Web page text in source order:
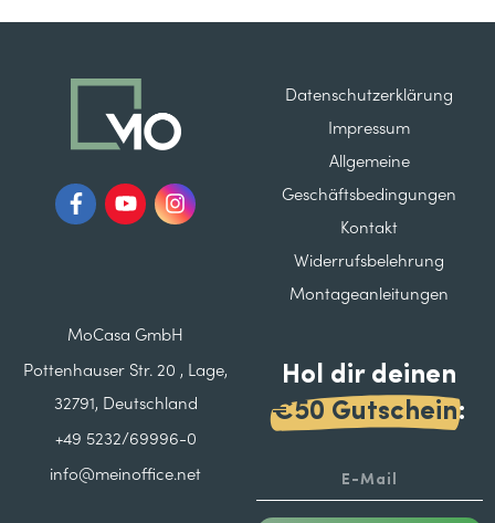
Datenschutzerklärung
Impressum
Allgemeine
Geschäftsbedingungen
Kontakt
Widerrufsbelehrung
Montageanleitungen
MoCasa GmbH
Pottenhauser Str. 20 , Lage,
32791, Deutschland
+49 5232/69996-0
info@meinoffice.net
Hol dir deinen
€50 Gutschein: